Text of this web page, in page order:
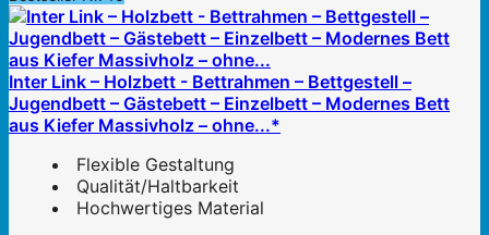
Inter Link – Holzbett - Bettrahmen – Bettgestell –
Jugendbett – Gästebett – Einzelbett – Modernes Bett
aus Kiefer Massivholz – ohne...*
Flexible Gestaltung
Qualität/Haltbarkeit
Hochwertiges Material